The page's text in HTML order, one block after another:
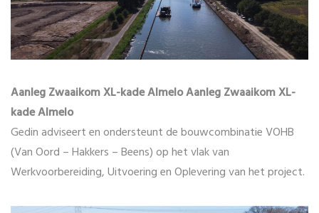
Aanleg Zwaaikom XL-kade Almelo Aanleg Zwaaikom XL-
kade Almelo
Gedin adviseert en ondersteunt de bouwcombinatie VOHB
(Van Oord – Hakkers – Beens) op het vlak van
Werkvoorbereiding, Uitvoering en Oplevering van het project.